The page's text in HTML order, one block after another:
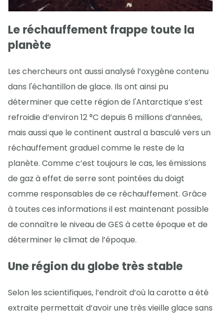
Le réchauffement frappe toute la
planète
Les chercheurs ont aussi analysé l’oxygène contenu
dans l'échantillon de glace. Ils ont ainsi pu
déterminer que cette région de l'Antarctique s’est
refroidie d’environ 12 °C depuis 6 millions d’années,
mais aussi que le continent austral a basculé vers un
réchauffement graduel comme le reste de la
planète. Comme c’est toujours le cas, les émissions
de gaz à effet de serre sont pointées du doigt
comme responsables de ce réchauffement. Grâce
à toutes ces informations il est maintenant possible
de connaître le niveau de GES à cette époque et de
déterminer le climat de l’époque.
Une région du globe très stable
Selon les scientifiques, l’endroit d’où la carotte a été
extraite permettait d’avoir une très vieille glace sans